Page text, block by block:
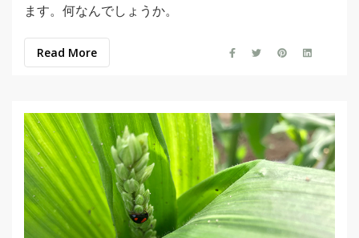
ます。何なんでしょうか。
Read More